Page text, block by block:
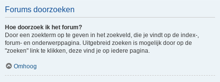
Forums doorzoeken
Hoe doorzoek ik het forum?
Door een zoekterm op te geven in het zoekveld, die je vindt op de index-,
forum- en onderwerppagina. Uitgebreid zoeken is mogelijk door op de
"zoeken" link te klikken, deze vind je op iedere pagina.
Omhoog